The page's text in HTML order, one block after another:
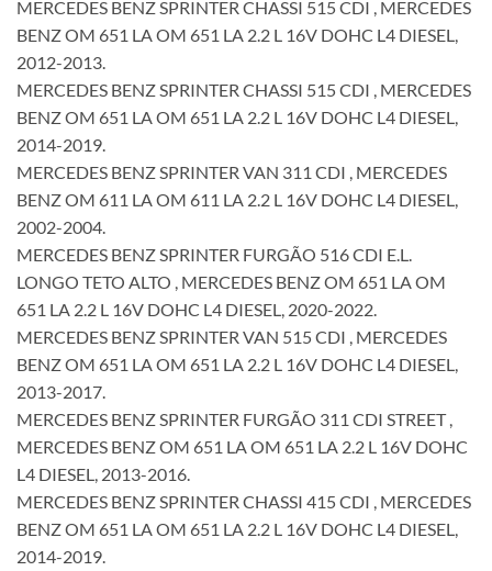
MERCEDES BENZ SPRINTER CHASSI 515 CDI , MERCEDES
BENZ OM 651 LA OM 651 LA 2.2 L 16V DOHC L4 DIESEL,
2012-2013.
MERCEDES BENZ SPRINTER CHASSI 515 CDI , MERCEDES
BENZ OM 651 LA OM 651 LA 2.2 L 16V DOHC L4 DIESEL,
2014-2019.
MERCEDES BENZ SPRINTER VAN 311 CDI , MERCEDES
BENZ OM 611 LA OM 611 LA 2.2 L 16V DOHC L4 DIESEL,
2002-2004.
MERCEDES BENZ SPRINTER FURGÃO 516 CDI E.L.
LONGO TETO ALTO , MERCEDES BENZ OM 651 LA OM
651 LA 2.2 L 16V DOHC L4 DIESEL, 2020-2022.
MERCEDES BENZ SPRINTER VAN 515 CDI , MERCEDES
BENZ OM 651 LA OM 651 LA 2.2 L 16V DOHC L4 DIESEL,
2013-2017.
MERCEDES BENZ SPRINTER FURGÃO 311 CDI STREET ,
MERCEDES BENZ OM 651 LA OM 651 LA 2.2 L 16V DOHC
L4 DIESEL, 2013-2016.
MERCEDES BENZ SPRINTER CHASSI 415 CDI , MERCEDES
BENZ OM 651 LA OM 651 LA 2.2 L 16V DOHC L4 DIESEL,
2014-2019.